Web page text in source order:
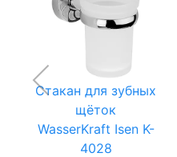
Стакан для зубных
щёток
WasserKraft Isen K-
4028